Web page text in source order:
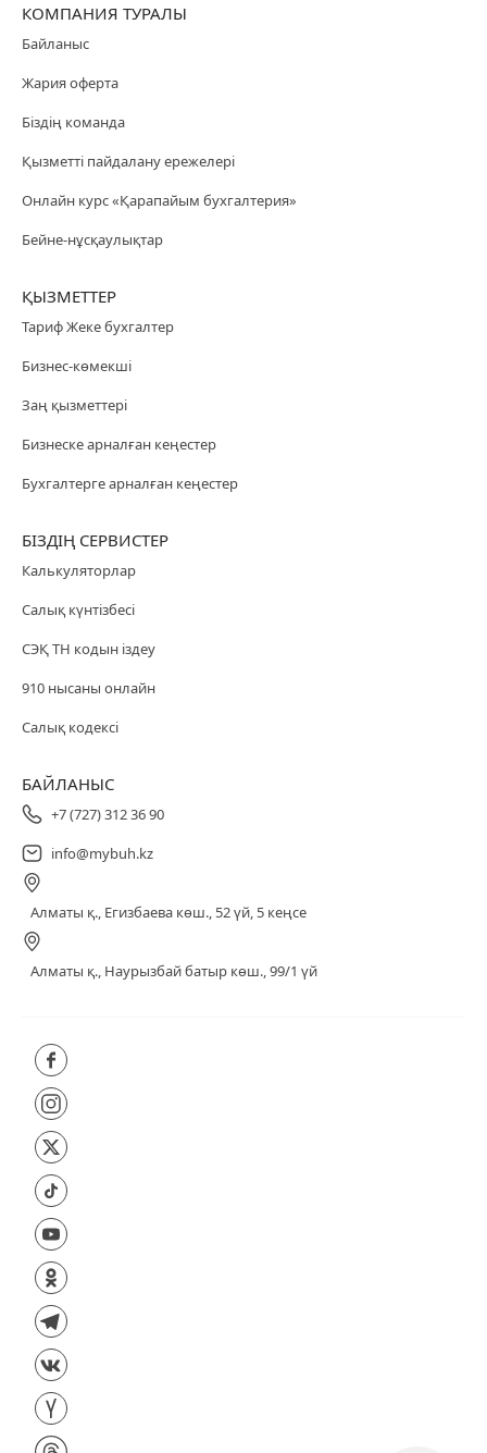
КОМПАНИЯ ТУРАЛЫ
Байланыс
Жария оферта
Біздің команда
Қызметті пайдалану ережелері
Онлайн курс «Қарапайым бухгалтерия»
Бейне-нұсқаулықтар
ҚЫЗМЕТТЕР
Тариф Жеке бухгалтер
Бизнес-көмекші
Заң қызметтері
Бизнеске арналған кеңестер
Бухгалтерге арналған кеңестер
БІЗДІҢ СЕРВИСТЕР
Калькуляторлар
Салық күнтізбесі
СЭҚ ТН кодын іздеу
910 нысаны онлайн
Салық кодексі
БАЙЛАНЫС
+7 (727) 312 36 90
info@mybuh.kz
Алматы қ., Егизбаева көш., 52 үй, 5 кеңсе
Алматы қ., Наурызбай батыр көш., 99/1 үй